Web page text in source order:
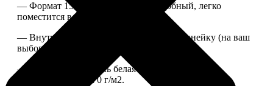
— Формат 15*20. Компактный и удобный, легко
поместится в сумку или рюкзак.
— Внутри 100 страниц в клетку или в линейку (на ваш
выбор), скрепленных сбоку скобой.
— Приятная на ощупь белая сатиновая бумага
плотностью 150-170 г/м2.